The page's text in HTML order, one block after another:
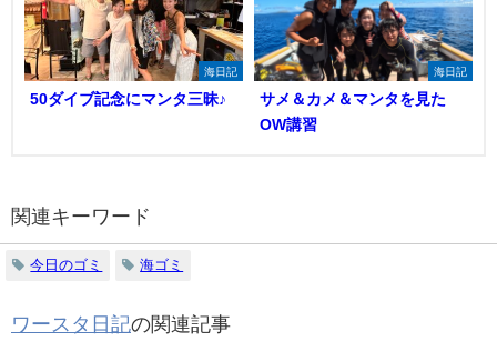
海日記
50ダイブ記念にマンタ三昧♪
海日記
サメ＆カメ＆マンタを見た
OW講習
関連キーワード
今日のゴミ 海ゴミ
ワースタ日記の関連記事